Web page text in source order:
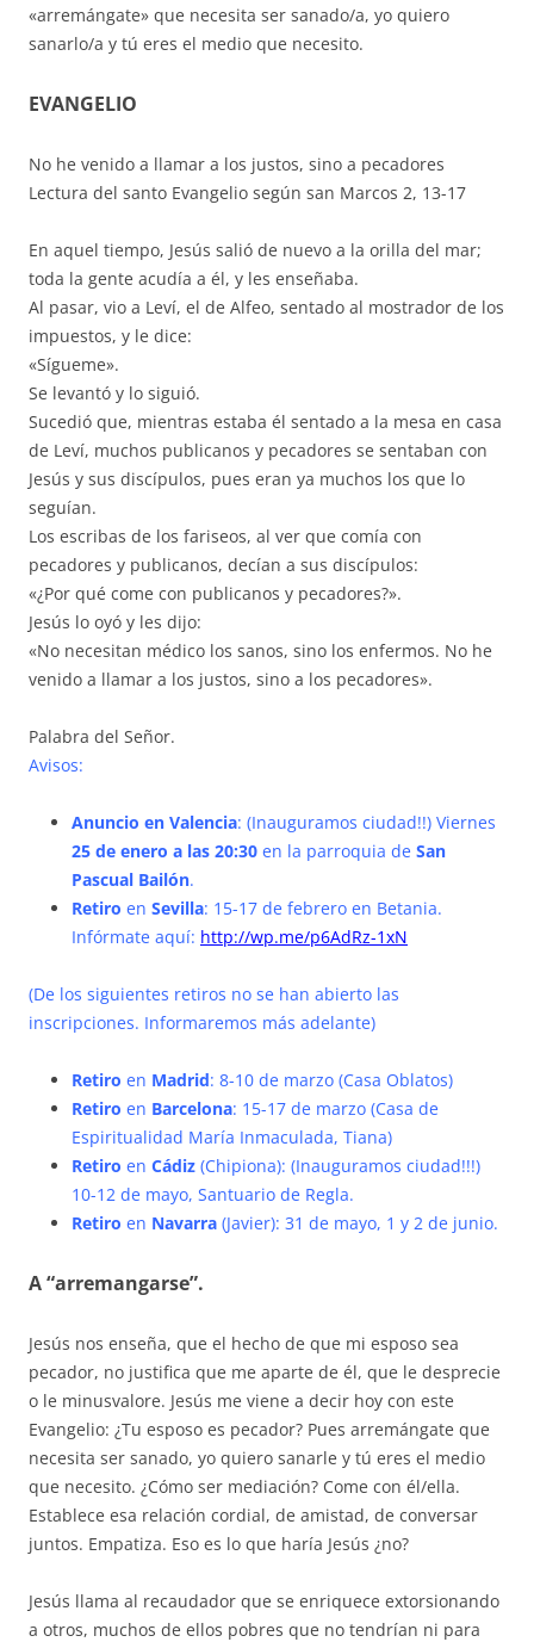
«arremángate» que necesita ser sanado/a, yo quiero
sanarlo/a y tú eres el medio que necesito.
EVANGELIO
No he venido a llamar a los justos, sino a pecadores
Lectura del santo Evangelio según san Marcos 2, 13-17
En aquel tiempo, Jesús salió de nuevo a la orilla del mar;
toda la gente acudía a él, y les enseñaba.
Al pasar, vio a Leví, el de Alfeo, sentado al mostrador de los
impuestos, y le dice:
«Sígueme».
Se levantó y lo siguió.
Sucedió que, mientras estaba él sentado a la mesa en casa
de Leví, muchos publicanos y pecadores se sentaban con
Jesús y sus discípulos, pues eran ya muchos los que lo
seguían.
Los escribas de los fariseos, al ver que comía con
pecadores y publicanos, decían a sus discípulos:
«¿Por qué come con publicanos y pecadores?».
Jesús lo oyó y les dijo:
«No necesitan médico los sanos, sino los enfermos. No he
venido a llamar a los justos, sino a los pecadores».
Palabra del Señor.
Avisos:
Anuncio en Valencia: (Inauguramos ciudad!!) Viernes
25 de enero a las 20:30 en la parroquia de San
Pascual Bailón.
Retiro en Sevilla: 15-17 de febrero en Betania.
Infórmate aquí: http://wp.me/p6AdRz-1xN
(De los siguientes retiros no se han abierto las
inscripciones. Informaremos más adelante)
Retiro en Madrid: 8-10 de marzo (Casa Oblatos)
Retiro en Barcelona: 15-17 de marzo (Casa de
Espiritualidad María Inmaculada, Tiana)
Retiro en Cádiz (Chipiona): (Inauguramos ciudad!!!)
10-12 de mayo, Santuario de Regla.
Retiro en Navarra (Javier): 31 de mayo, 1 y 2 de junio.
A “arremangarse”.
Jesús nos enseña, que el hecho de que mi esposo sea
pecador, no justifica que me aparte de él, que le desprecie
o le minusvalore. Jesús me viene a decir hoy con este
Evangelio: ¿Tu esposo es pecador? Pues arremángate que
necesita ser sanado, yo quiero sanarle y tú eres el medio
que necesito. ¿Cómo ser mediación? Come con él/ella.
Establece esa relación cordial, de amistad, de conversar
juntos. Empatiza. Eso es lo que haría Jesús ¿no?
Jesús llama al recaudador que se enriquece extorsionando
a otros, muchos de ellos pobres que no tendrían ni para